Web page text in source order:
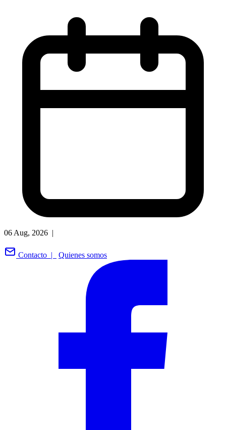
06 Aug, 2026 |
Contacto | Quienes somos